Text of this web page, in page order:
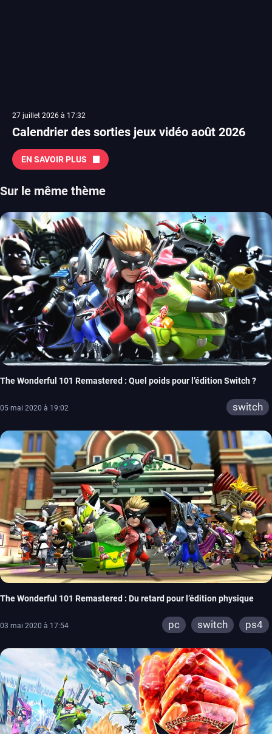
27 juillet 2026 à 17:32
Calendrier des sorties jeux vidéo août 2026
EN SAVOIR PLUS
Sur le même thème
The Wonderful 101 Remastered : Quel poids pour l’édition Switch ?
05 mai 2020 à 19:02 switch
The Wonderful 101 Remastered : Du retard pour l’édition physique
03 mai 2020 à 17:54 pc switch ps4